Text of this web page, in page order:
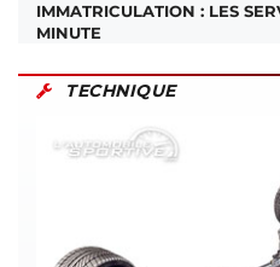
IMMATRICULATION : LES
MINUTE
TECHNIQUE